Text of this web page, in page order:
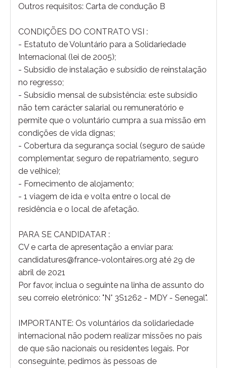
Outros requisitos: Carta de condução B
CONDIÇÕES DO CONTRATO VSI :
- Estatuto de Voluntário para a Solidariedade
Internacional (lei de 2005);
- Subsídio de instalação e subsídio de reinstalação
no regresso;
- Subsídio mensal de subsistência: este subsídio
não tem carácter salarial ou remuneratório e
permite que o voluntário cumpra a sua missão em
condições de vida dignas;
- Cobertura da segurança social (seguro de saúde
complementar, seguro de repatriamento, seguro
de velhice);
- Fornecimento de alojamento;
- 1 viagem de ida e volta entre o local de
residência e o local de afetação.
PARA SE CANDIDATAR :
CV e carta de apresentação a enviar para:
candidatures@france-volontaires.org até 29 de
abril de 2021
Por favor, inclua o seguinte na linha de assunto do
seu correio eletrónico: "N° 3S1262 - MDY - Senegal".
IMPORTANTE: Os voluntários da solidariedade
internacional não podem realizar missões no país
de que são nacionais ou residentes legais. Por
conseguinte, pedimos às pessoas de